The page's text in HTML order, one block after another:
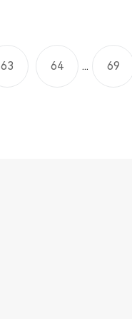
63 64 ... 69